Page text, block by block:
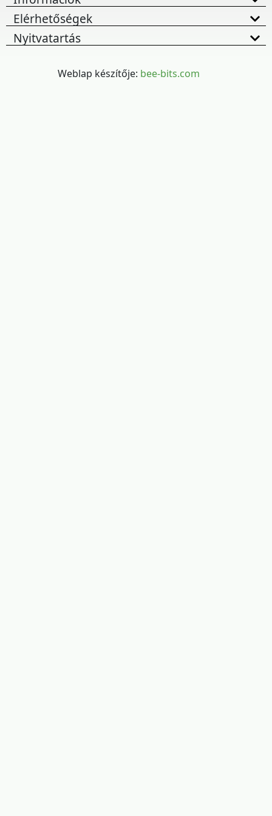
Elérhetőségek
Nyitvatartás
Weblap készítője: bee-bits.com